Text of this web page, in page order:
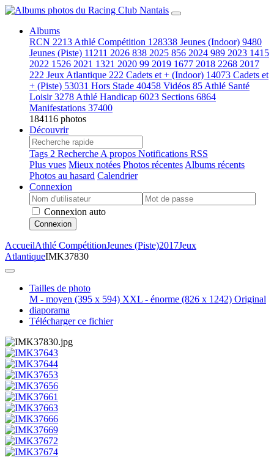
Albums
RCN 2213 Athlé Compétition 128338 Jeunes (Indoor) 9480
Jeunes (Piste) 11211 2026 838 2025 856 2024 989 2023 1415
2022 1526 2021 1321 2020 99 2019 1677 2018 2268 2017
222 Jeux Atlantique 222 Cadets et + (Indoor) 14073 Cadets et
+ (Piste) 53031 Hors Stade 40458 Vidéos 85 Athlé Santé
Loisir3278 Athlé Handicap 6023 Sections 6864
Manifestations 37400
184116 photos
Découvrir
Tags 2 Recherche A propos Notifications RSS
Plus vues Mieux notées Photos récentes Albums récents
Photos au hasard Calendrier
Connexion
Connexion auto
Connexion
AccueilAthlé CompétitionJeunes (Piste)2017Jeux
AtlantiqueIMK37830
Tailles de photo
M - moyen (395 x 594) XXL - énorme (826 x 1242) Original
diaporama
Télécharger ce fichier